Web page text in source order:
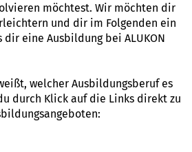
möchtest. Wir möchten dir
und dir im Folgenden ein
dir eine Ausbildung bei ALUKON
welcher Ausbildungsberuf es
durch Klick auf die Links direkt zu